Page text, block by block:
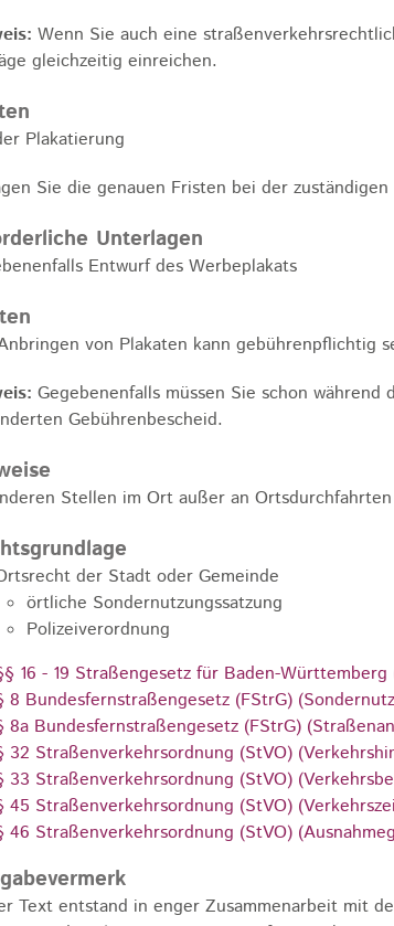
Wenn Sie auch eine
gleichzeitig einreichen.
Plakatierung
Sie die genauen Fristen bei der
Unterlagen
Entwurf des Werbeplakats
von Plakaten kann gebührenpflichtig
Gegebenenfalls müssen Sie schon
Gebührenbescheid.
Stellen im Ort außer an
der Stadt oder Gemeinde
örtliche Sondernutzungssatzung
Polizeiverordnung
16 - 19 Straßengesetz für Baden-
8 Bundesfernstraßengesetz (FStrG)
8a Bundesfernstraßengesetz (FStrG)
32 Straßenverkehrsordnung (StVO)
33 Straßenverkehrsordnung (StVO)
45 Straßenverkehrsordnung (StVO)
46 Straßenverkehrsordnung (StVO)
Text entstand in enger Zusammenarbeit mit